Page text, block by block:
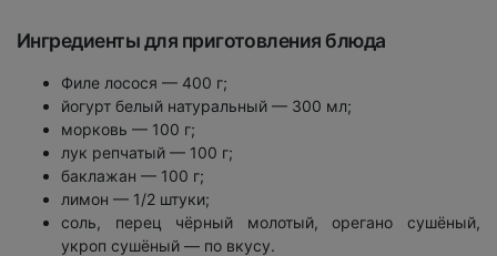
Ингредиенты для приготовления блюда
Филе лосося — 400 г;
йогурт белый натуральный — 300 мл;
морковь — 100 г;
лук репчатый — 100 г;
баклажан — 100 г;
лимон — 1/2 штуки;
соль, перец чёрный молотый, орегано сушёный,
укроп сушёный — по вкусу.